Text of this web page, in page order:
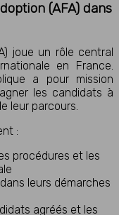
(AFA) dans
joue un rôle central
en France.
a pour mission
les candidats à
leur parcours.
:
procédures et les
leurs démarches
agréés et les